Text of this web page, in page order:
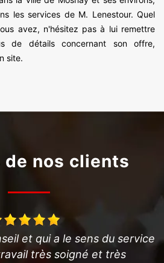
les services de M. Lenestour. Quel
avez, n'hésitez pas à lui remettre
de détails concernant son offre,
site.
de nos clients
Professionnel très efficace et
conseille!